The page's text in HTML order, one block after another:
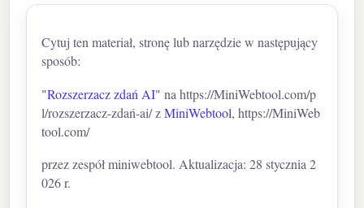
Cytuj ten materiał, stronę lub narzędzie w następujący
sposób:
"Rozszerzacz zdań AI" na https://MiniWebtool.com/p
l/rozszerzacz-zdań-ai/ zMiniWebtool, https://MiniWeb
tool.com/
przez zespół miniwebtool. Aktualizacja: 28 stycznia 2
026 r.